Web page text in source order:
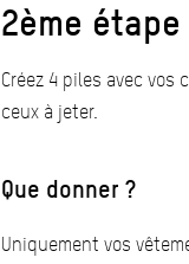
2ème étape
Créez 4 piles avec
ceux à jeter.
Que donner ?
Uniquement vos